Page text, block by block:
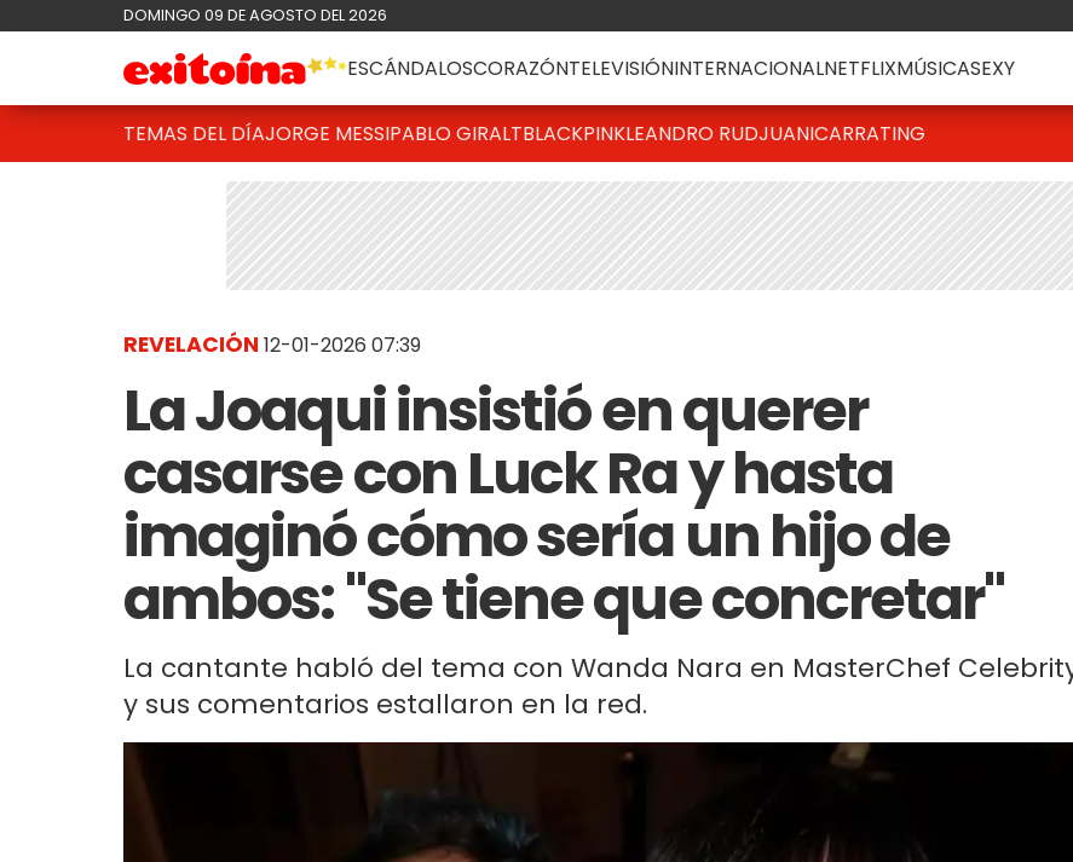
DOMINGO 09 DE AGOSTO DEL 2026
ESCÁNDALOSCORAZÓNTELEVISIÓNINTERNACIONALNETFLIXMÚSICASEXY
TEMAS DEL DÍAJORGE MESSIPABLO GIRALTBLACKPINKLEANDRO RUDJUANICARRATING
REVELACIÓN 12-01-2026 07:39
La Joaqui insistió en querer
casarse con Luck Ra y hasta
imaginó cómo sería un hijo de
ambos: "Se tiene que concretar"
La cantante habló del tema con Wanda Nara en MasterChef
y sus comentarios estallaron en la red.